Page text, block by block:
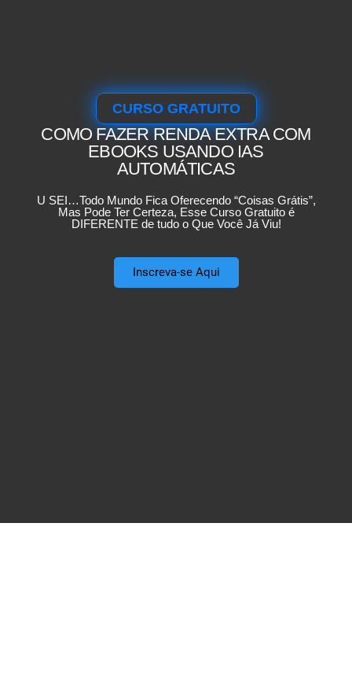
CURSO GRATUITO
COMO FAZERRENDA EXTRA COM
EBOOKS USANDO IAS
AUTOMÁTICAS
U SEI…Todo Mundo Fica Oferecendo “Coisas Grátis”,
Mas Pode Ter Certeza, Esse Curso Gratuito é
DIFERENTE de tudo o Que Você Já Viu!
Inscreva-se Aqui